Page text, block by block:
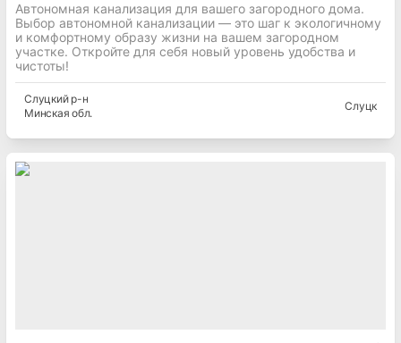
Автономная канализация для вашего загородного дома.
Выбор автономной канализации — это шаг к экологичному
и комфортному образу жизни на вашем загородном
участке. Откройте для себя новый уровень удобства и
чистоты!
Слуцкийр-н
Минская обл.
Слуцк